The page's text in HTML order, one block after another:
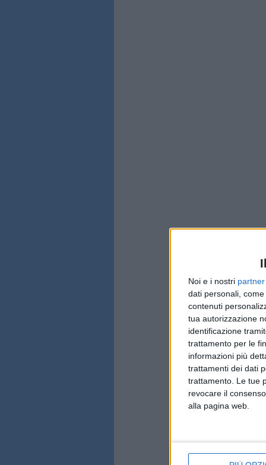
Noi e i nostri partner
dati personali,
contenuti
tua autorizzazione
identificazione
trattamento per le
informazioni più
trattamenti dei dati
trattamento. Le tue
revocare il
alla pagina web.